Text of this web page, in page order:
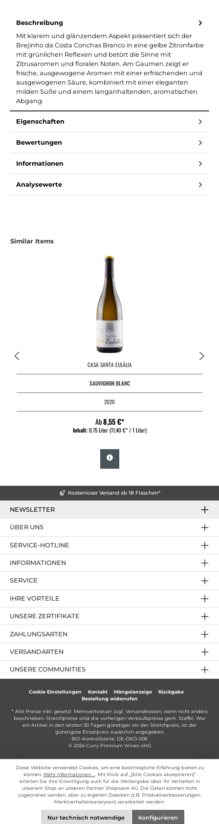
Beschreibung
Mit klarem und glänzendem Aspekt präsentiert sich der
Brejinho da Costa Conchas Branco in eine gelbe Zitronfarbe
mit grünlichen Reflexen und betört die Sinne mit
Zitrusaromen und floralen Noten. Am Gaumen zeigt er
frische, ausgewogene Aromen mit einer erfrischenden und
ausgewogenen Säure, kombiniert mit einer eleganten
milden Süße und einem langanhaltenden, aromatischen
Abgang.
Eigenschaften
Bewertungen
Informationen
Analysewerte
Similar Items
CASA SANTA EULÁLIA
SAUVIGNON BLANC
2020
Ab8,55 €*
Inhalt:0.75 Liter(11,40 €* / 1 Liter)
Kostenloser Versand ab 18 Flaschen*
NEWSLETTER
SERVICE-HOTLINE
IHRE VORTEILE
ZAHLUNGSARTEN
ÜBER UNS
UNSERE ZERTIFIKATE
INFORMATIONEN
SERVICE
UNSERE COMMUNITIES
VERSANDARTEN
Cookie Einstellungen Kontakt Mängelanzeige
Rückgabe
Bestellung widerrufen
* Alle Preise inkl. gesetzl. Mehrwertsteuer zzgl. Versandkosten, wenn nicht anders
beschrieben. Streichpreise sind die vorherigen Verkaufspreise gem. Staffel. War
ein Artikel in den letzten 30 Tagen günstiger als der Streichpreis, ist der
günstigste Einzelpreis zusätzlich angegeben.
BIO-Kontrollstelle: DE-ÖKO-006
© 2024 Curry Premium Wines oHG
Diese Website verwendet Cookies, um eine bestmögliche Erfahrung bieten zu
können. Mehr Informationen ...
. Mit Klick auf „[Alle Cookies akzeptieren]“
erteilen Sie Ihre Einwilligung auch für die Weitergabe über Ihr Verhalten in
unserem Shop an unseren Partner Shopware AG. Die Daten können nicht
zugeordnet werden, aber zu eigenen Zwecken (z.B. Produktverbesserungen,
Marktverhaltensanalysen) verarbeitet werden.
Nur technisch notwendige Konfigurieren